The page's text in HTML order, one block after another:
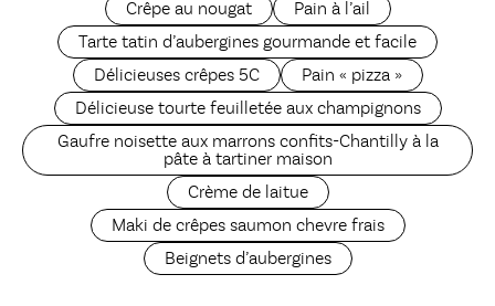
Crêpe au nougat
Pain à l’ail
Tarte tatin d’aubergines gourmande et facile
Délicieuses crêpes 5C
Pain « pizza »
Délicieuse tourte feuilletée aux champignons
Gaufre noisette aux marrons confits-Chantilly à la
pâte à tartiner maison
Crème de laitue
Maki de crêpes saumon chevre frais
Beignets d’aubergines